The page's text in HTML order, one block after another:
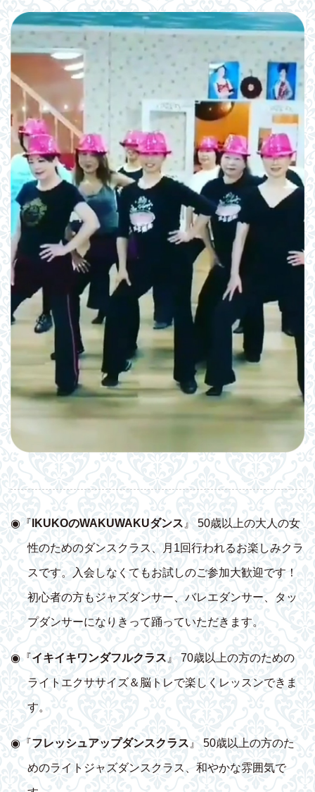
◉『 IKUKOのWAKUWAKUダンス 』 50歳以上の大人の女
性のためのダンスクラス、月1回行われるお楽しみクラ
スです。入会しなくてもお試しのご参加大歓迎です！
初心者の方もジャズダンサー、バレエダンサー、タッ
プダンサーになりきって踊っていただきます。
◉『イキイキワンダフルクラス 』 70歳以上の方のための
ライトエクササイズ＆脳トレで楽しくレッスンできま
す。
◉『フレッシュアップダンスクラス』 50歳以上の方のた
めのライトジャズダンスクラス、和やかな雰囲気で